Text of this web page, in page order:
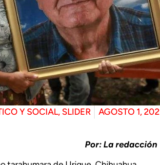
Y SOCIAL, SLIDER AGOSTO 1,
Por: La redacción